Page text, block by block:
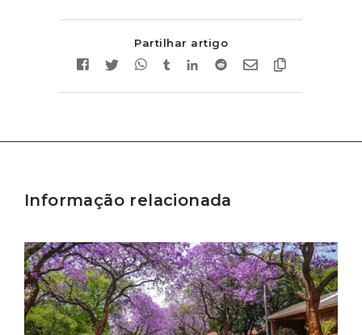
Partilhar artigo
Informação relacionada